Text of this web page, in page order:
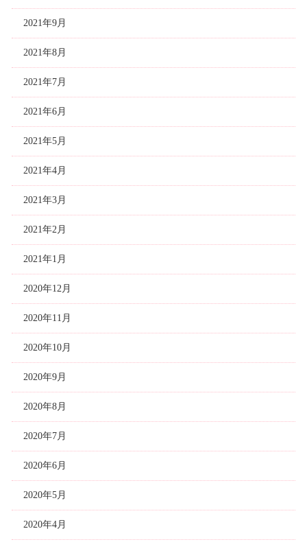
2021年9月
2021年8月
2021年7月
2021年6月
2021年5月
2021年4月
2021年3月
2021年2月
2021年1月
2020年12月
2020年11月
2020年10月
2020年9月
2020年8月
2020年7月
2020年6月
2020年5月
2020年4月